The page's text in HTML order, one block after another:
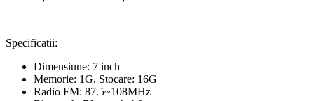
Specificatii:
Dimensiune: 7 inch
Memorie: 1G, Stocare: 16G
Radio FM: 87.5~108MHz